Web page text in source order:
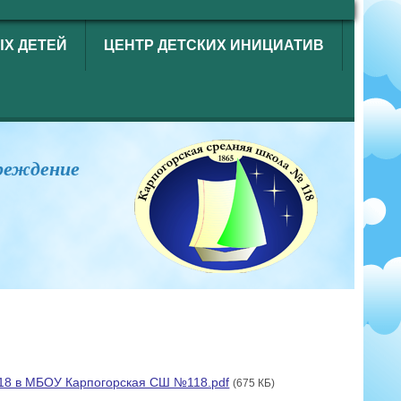
ДЕТЕЙ ЦЕНТР ДЕТСКИХ ИНИЦИАТИВ
в МБОУ Карпогорская СШ №118.pdf (675 КБ)